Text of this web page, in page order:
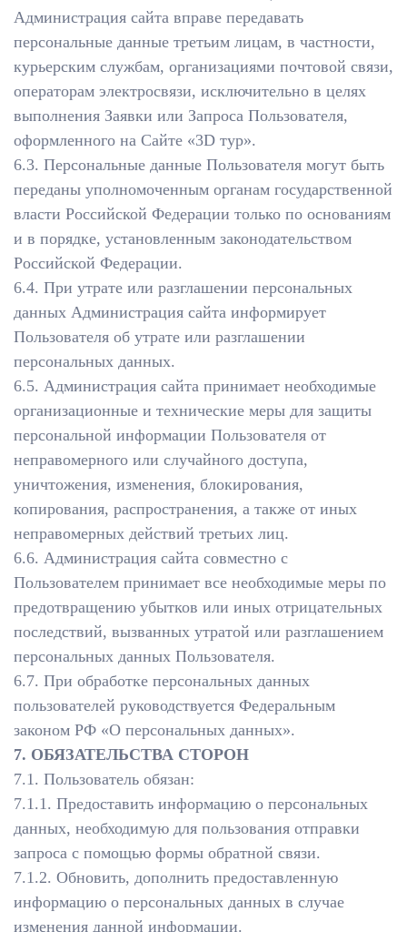
Администрация сайта вправе передавать
персональные данные третьим лицам, в частности,
курьерским службам, организациями почтовой связи,
операторам электросвязи, исключительно в целях
выполнения Заявки или Запроса Пользователя,
оформленного на Сайте «3D тур».
6.3. Персональные данные Пользователя могут быть
переданы уполномоченным органам государственной
власти Российской Федерации только по основаниям
и в порядке, установленным законодательством
Российской Федерации.
6.4. При утрате или разглашении персональных
данных Администрация сайта информирует
Пользователя об утрате или разглашении
персональных данных.
6.5. Администрация сайта принимает необходимые
организационные и технические меры для защиты
персональной информации Пользователя от
неправомерного или случайного доступа,
уничтожения, изменения, блокирования,
копирования, распространения, а также от иных
неправомерных действий третьих лиц.
6.6. Администрация сайта совместно с
Пользователем принимает все необходимые меры по
предотвращению убытков или иных отрицательных
последствий, вызванных утратой или разглашением
персональных данных Пользователя.
6.7. При обработке персональных данных
пользователей руководствуется Федеральным
законом РФ «О персональных данных».
7. ОБЯЗАТЕЛЬСТВА СТОРОН
7.1. Пользователь обязан:
7.1.1. Предоставить информацию о персональных
данных, необходимую для пользования отправки
запроса с помощью формы обратной связи.
7.1.2. Обновить, дополнить предоставленную
информацию о персональных данных в случае
изменения данной информации.